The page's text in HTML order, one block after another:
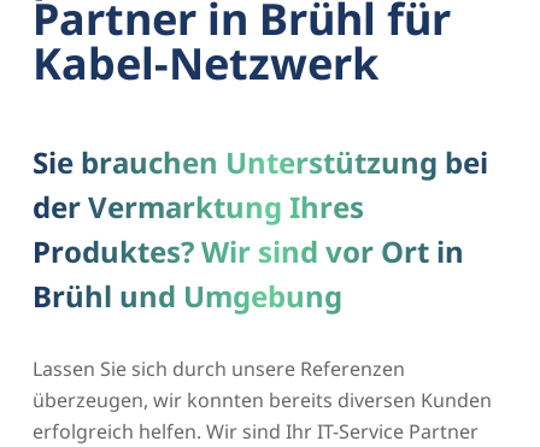
Partner in Brühl für
Kabel-Netzwerk
Sie brauchen Unterstützung bei
der Vermarktung Ihres
Produktes? Wir sind vor Ort in
Brühl und Umgebung
Lassen Sie sich durch unsere Referenzen
überzeugen, wir konnten bereits diversen Kunden
erfolgreich helfen. Wir sind Ihr IT-Service Partner